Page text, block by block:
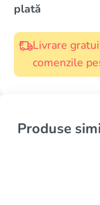
plată
Livrare
comenzile
Produse